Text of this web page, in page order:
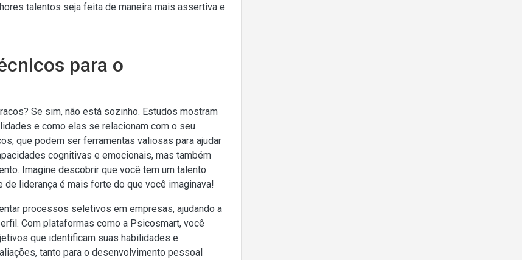
talentos seja feita de maneira mais assertiva e
para o
Se sim, não está sozinho. Estudos mostram
e como elas se relacionam com o seu
que podem ser ferramentas valiosas para ajudar
cognitivas e emocionais, mas também
Imagine descobrir que você tem um talento
liderança é mais forte do que você imaginava!
processos seletivos em empresas, ajudando a
Com plataformas como a Psicosmart, você
que identificam suas habilidades e
tanto para o desenvolvimento pessoal